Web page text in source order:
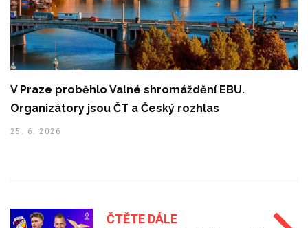
V Praze proběhlo Valné shromáždění EBU.
Organizátory jsou ČT a Český rozhlas
25. 6. 2026
ČTĚTE DÁLE